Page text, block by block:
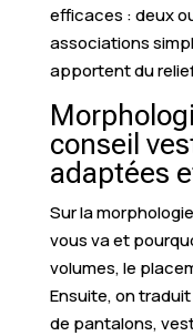
efficaces : deux
associations
apportent du
conseil
adaptées
Sur la
vous va et
volumes, le
Ensuite, on
de pantalons,